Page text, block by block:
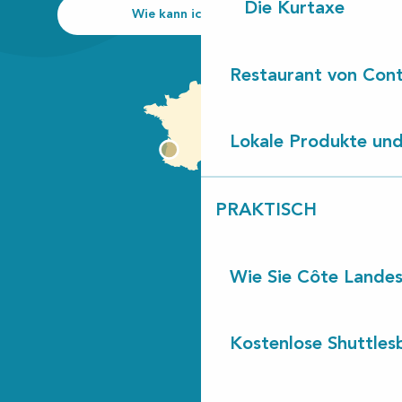
Die Kurtaxe
Restaurant von
Lokale Produkte
PRAKTISCH
Wie Sie Côte
Kostenlose
Wie kann ich kommen?